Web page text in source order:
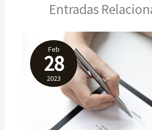
Entradas
Feb
28
2023